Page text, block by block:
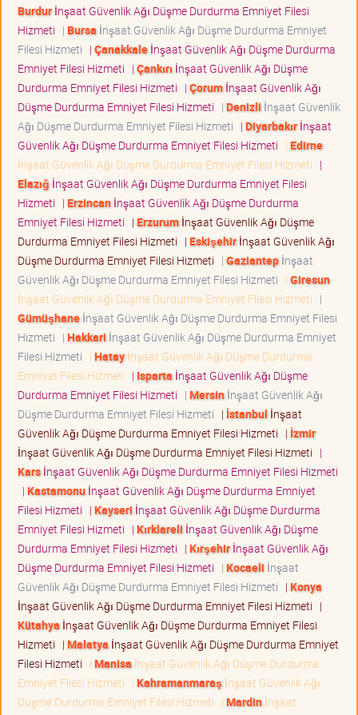
Burdurİnşaat Güvenlik Ağı Düşme Durdurma Emniyet Filesi
Hizmeti | Bursa İnşaat Güvenlik Ağı Düşme Durdurma Emniyet
Filesi Hizmeti | Çanakkaleİnşaat Güvenlik Ağı Düşme Durdurma
Emniyet Filesi Hizmeti | Çankırı İnşaat Güvenlik Ağı Düşme
Durdurma Emniyet Filesi Hizmeti | Çorumİnşaat Güvenlik Ağı
Düşme Durdurma Emniyet Filesi Hizmeti | Denizli İnşaat Güvenlik
Ağı Düşme Durdurma Emniyet Filesi Hizmeti | Diyarbakırİnşaat
Güvenlik Ağı Düşme Durdurma Emniyet Filesi Hizmeti | Edirne
İnşaat Güvenlik Ağı Düşme Durdurma Emniyet Filesi Hizmeti |
Elazığ İnşaat Güvenlik Ağı Düşme Durdurma Emniyet Filesi
Hizmeti | Erzincanİnşaat Güvenlik Ağı Düşme Durdurma
Emniyet Filesi Hizmeti | Erzurumİnşaat Güvenlik Ağı Düşme
Durdurma Emniyet Filesi Hizmeti | Eskişehirİnşaat Güvenlik Ağı
Düşme Durdurma Emniyet Filesi Hizmeti | Gaziantepİnşaat
Güvenlik Ağı Düşme Durdurma Emniyet Filesi Hizmeti | Giresun
İnşaat Güvenlik Ağı Düşme Durdurma Emniyet Filesi Hizmeti |
Gümüşhaneİnşaat Güvenlik Ağı Düşme Durdurma Emniyet Filesi
Hizmeti | Hakkari İnşaat Güvenlik Ağı Düşme Durdurma Emniyet
Filesi Hizmeti | Hatayİnşaat Güvenlik Ağı Düşme Durdurma
Emniyet Filesi Hizmeti | Isparta İnşaat Güvenlik Ağı Düşme
Durdurma Emniyet Filesi Hizmeti | Mersinİnşaat Güvenlik Ağı
Düşme Durdurma Emniyet Filesi Hizmeti | İstanbul İnşaat
Güvenlik Ağı Düşme Durdurma Emniyet Filesi Hizmeti | İzmir
İnşaat Güvenlik Ağı Düşme Durdurma Emniyet Filesi Hizmeti |
Karsİnşaat Güvenlik Ağı Düşme Durdurma Emniyet Filesi Hizmeti
| Kastamonuİnşaat Güvenlik Ağı Düşme Durdurma Emniyet
Filesi Hizmeti | Kayseri İnşaat Güvenlik Ağı Düşme Durdurma
Emniyet Filesi Hizmeti | Kırklareli İnşaat Güvenlik Ağı Düşme
Durdurma Emniyet Filesi Hizmeti | Kırşehirİnşaat Güvenlik Ağı
Düşme Durdurma Emniyet Filesi Hizmeti | Kocaeli İnşaat
Güvenlik Ağı Düşme Durdurma Emniyet Filesi Hizmeti | Konya
İnşaat Güvenlik Ağı Düşme Durdurma Emniyet Filesi Hizmeti |
Kütahya İnşaat Güvenlik Ağı Düşme Durdurma Emniyet Filesi
Hizmeti | Malatya İnşaat Güvenlik Ağı Düşme Durdurma Emniyet
Filesi Hizmeti | Manisa İnşaat Güvenlik Ağı Düşme Durdurma
Emniyet Filesi Hizmeti | Kahramanmaraş İnşaat Güvenlik Ağı
Düşme Durdurma Emniyet Filesi Hizmeti | Mardinİnşaat